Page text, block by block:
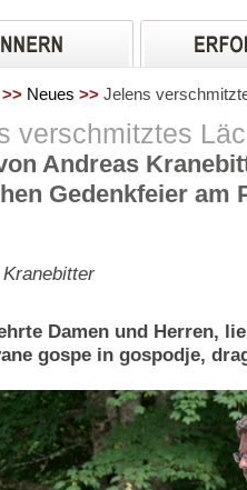
>> Neues >> Jelens
verschmitztes
Andreas
Gedenkfeier am
Damen und Herren,
gospe in gospodje,